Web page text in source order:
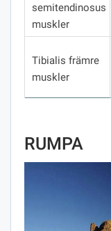
semitendinosus
muskler
Tibialis främre
muskler
RUMPA